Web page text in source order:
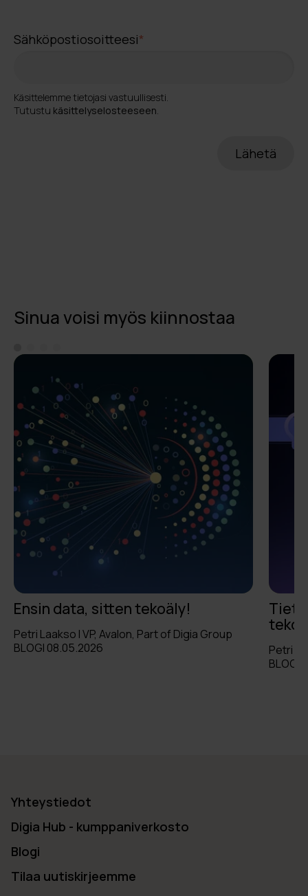
Sähköpostiosoitteesi*
Käsittelemme tietojasi vastuullisesti.
Tutustu käsittelyselosteeseen.
Sinua voisi myös kiinnostaa
Ensin data, sitten tekoäly!
Petri Laakso I VP, Avalon, Part of Digia Group
BLOGI 08.05.2026
Petri
BLOGI
Yhteystiedot
Digia Hub - kumppaniverkosto
Blogi
Tilaa uutiskirjeemme